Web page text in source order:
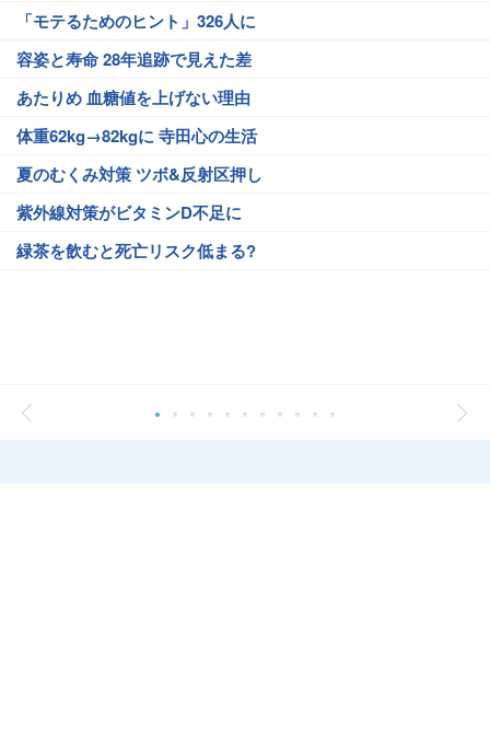
「モテるためのヒント」326人に
容姿と寿命 28年追跡で見えた差
あたりめ 血糖値を上げない理由
体重62kg→82kgに 寺田心の生活
夏のむくみ対策 ツボ&反射区押し
紫外線対策がビタミンD不足に
緑茶を飲むと死亡リスク低まる?